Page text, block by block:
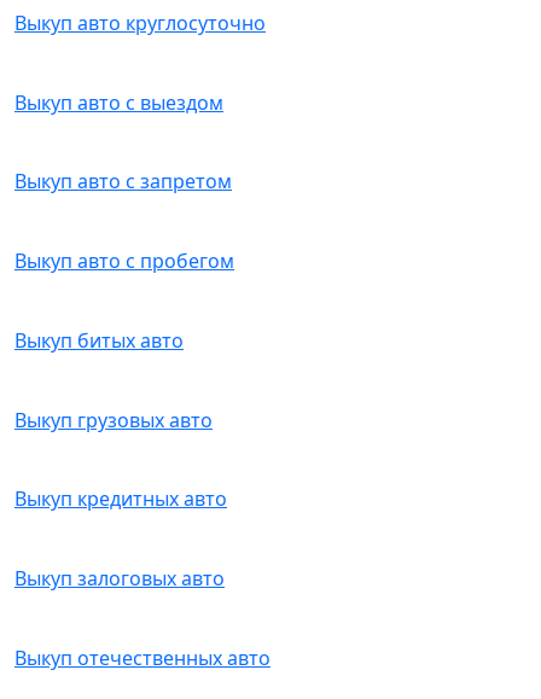
Выкуп авто круглосуточно
Выкуп авто с выездом
Выкуп авто с запретом
Выкуп авто с пробегом
Выкуп битых авто
Выкуп грузовых авто
Выкуп кредитных авто
Выкуп залоговых авто
Выкуп отечественных авто